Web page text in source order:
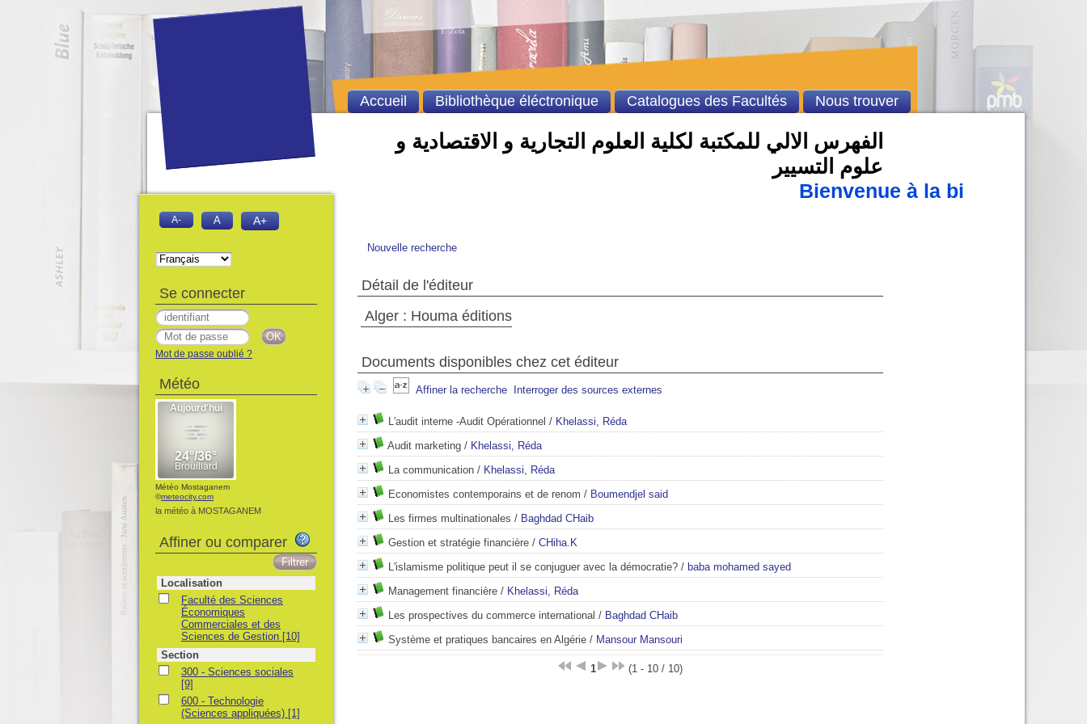
الفهرس الالي للمكتبة لكلية العلوم التجارية و الاقتصادية و
علوم التسيير
Bienvenue à la bibliothèque
Nouvelle recherche
Détail de l'éditeur
Alger : Houma éditions
Documents disponibles chez cet éditeur
Affiner la recherche Interroger des sources externes
L'audit interne -Audit Opérationnel / Khelassi, Réda
Audit marketing / Khelassi, Réda
La communication / Khelassi, Réda
Economistes contemporains et de renom / Boumendjel said
Les firmes multinationales / Baghdad CHaib
Gestion et stratégie financière / CHiha.K
L'islamisme politique peut il se conjuguer avec la démocratie? / baba mohamed sayed
Management financière / Khelassi, Réda
Les prospectives du commerce international / Baghdad CHaib
Système et pratiques bancaires en Algérie / Mansour Mansouri
1 (1 - 10 / 10)
Accueil Bibliothèque éléctronique Catalogues des Facultés Nous trouver
A- A A+
Se connecter
Mot de passe oublié ?
Météo
Météo Mostaganem
©meteocity.com
la météo à MOSTAGANEM
Affiner ou comparer
Localisation
Faculté des Sciences
Économiques
Commerciales et des
Sciences de Gestion [10]
Section
300 - Sciences sociales
[9]
600 - Technologie
(Sciences appliquées) [1]